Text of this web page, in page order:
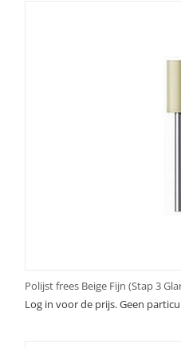
Polijst frees Beige Fijn (Stap 3
Log in voor de prijs. Geen